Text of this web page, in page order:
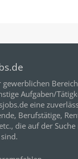
Aufgaben/
eine
, Berufstätige,
die auf der